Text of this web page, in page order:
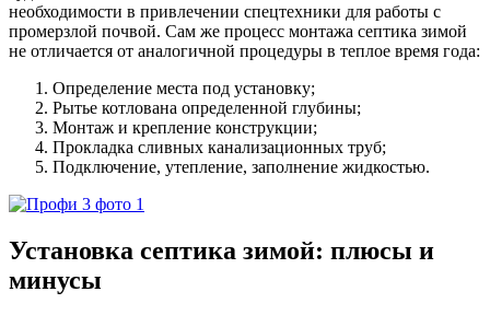
необходимости в привлечении спецтехники для работы с
промерзлой почвой. Сам же процесс монтажа септика зимой
не отличается от аналогичной процедуры в теплое время года:
Определение места под установку;
Рытье котлована определенной глубины;
Монтаж и крепление конструкции;
Прокладка сливных канализационных труб;
Подключение, утепление, заполнение жидкостью.
Установка септика зимой: плюсы и
минусы